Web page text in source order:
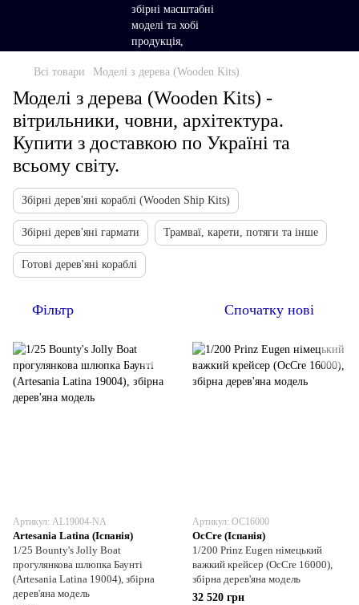
Всі товари Моделі з дерева (Wooden Kits)
Моделі з дерева (Wooden Kits) -
вітрильники, човни, архітектура.
Купити з доставкою по Україні та
всьому світу.
Збірні дерев'яні кораблі (Wooden Ship Kits)
Збірні дерев'яні гармати Трамваї, карети, потяги та інше
Готові дерев'яні кораблі
Фільтр Спочатку нові
Артикул: AL19004-NA
Artesania Latina (Іспанія)
1/25 Bounty's Jolly Boat
прогулянкова шлюпка Баунті
(Artesania Latina 19004), збірна
дерев'яна модель
Артикул: OC16000
OcCre (Іспанія)
1/200 Prinz Eugen німецький
важкий крейсер (OcCre 16000),
збірна дерев'яна модель
32 520 грн